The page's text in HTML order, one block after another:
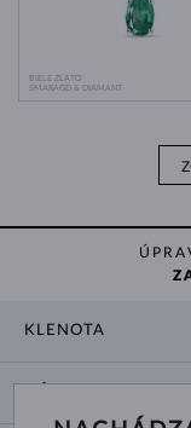
BIELE ZLATO
SMARAGD & DIAMANT
KLENOTA